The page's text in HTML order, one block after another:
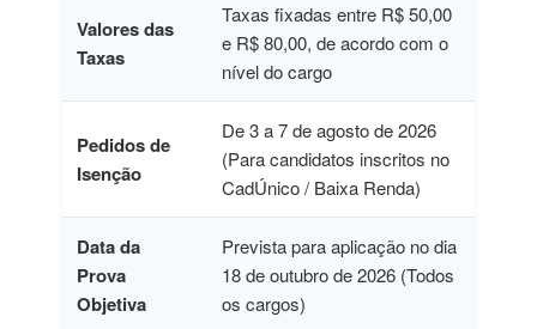
Valores das
Taxas
Taxas fixadas entre R$ 50,00
e R$ 80,00, de acordo com o
nível do cargo
Pedidos de
Isenção
De 3 a 7 de agosto de 2026
(Para candidatos inscritos no
CadÚnico / Baixa Renda)
Data da
Prova
Objetiva
Prevista para aplicação no dia
18 de outubro de 2026 (Todos
os cargos)